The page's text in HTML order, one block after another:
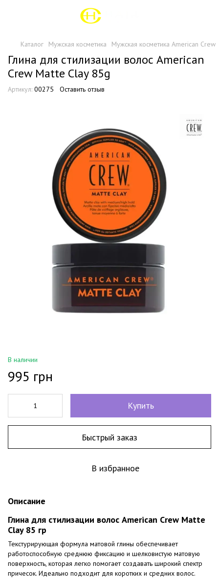
Каталог Мужская косметика Мужская косметика American Crew
Глина для стилизации волос American
Crew Matte Clay 85g
Артикул: 00275 Оставить отзыв
В наличии
995 грн
Купить
Быстрый заказ
В избранное
Описание
Глина для стилизации волос American Crew Matte
Clay 85 гр
Текстурирующая формула матовой глины обеспечивает
работоспособную среднюю фиксацию и шелковистую матовую
поверхность, которая легко помогает создавать широкий спектр
причесок. Идеально подходит для коротких и средних волос.